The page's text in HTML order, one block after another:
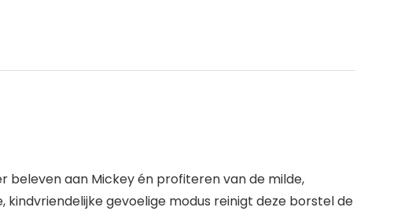
beleven aan Mickey én profiteren van de milde,
gevoelige modus reinigt deze borstel de